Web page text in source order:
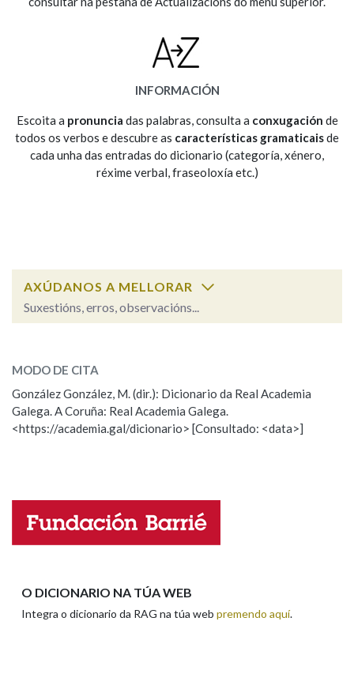
Na fraseoloxía
Marcas gramaticais
INFORMACIÓN
Escoita a pronuncia das palabras, consulta a conxugación de
todos os verbos e descubre as características gramaticaisde
cada unha das entradas do dicionario (categoría, xénero,
réxime verbal, fraseoloxía etc.)
AXÚDANOS A MELLORAR
Suxestións, erros, observacións...
Observación
Nome
Comentario
MODO DE CITA
González González, M. (dir.): Dicionario da Real Academia
Galega. A Coruña: Real Academia Galega.
<https://academia.gal/dicionario> [Consultado: <data>]
O DICIONARIO NA TÚA WEB
Integra o dicionario da RAG na túa web premendo aquí.